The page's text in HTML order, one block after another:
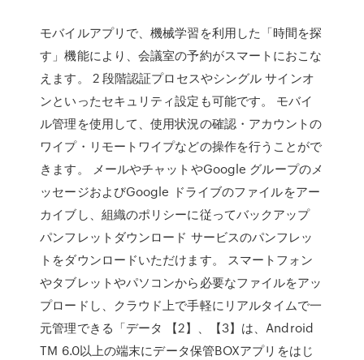
モバイルアプリで、機械学習を利用した「時間を探
す」機能により、会議室の予約がスマートにおこな
えます。 2 段階認証プロセスやシングル サインオ
ンといったセキュリティ設定も可能です。 モバイ
ル管理を使用して、使用状況の確認・アカウントの
ワイプ・リモートワイプなどの操作を行うことがで
きます。 メールやチャットやGoogle グループのメ
ッセージおよびGoogle ドライブのファイルをアー
カイブし、組織のポリシーに従ってバックアップ
パンフレットダウンロード サービスのパンフレッ
トをダウンロードいただけます。 スマートフォン
やタブレットやパソコンから必要なファイルをアッ
プロードし、クラウド上で手軽にリアルタイムで一
元管理できる「データ 【2】、【3】は、Android
TM 6.0以上の端末にデータ保管BOXアプリをはじ